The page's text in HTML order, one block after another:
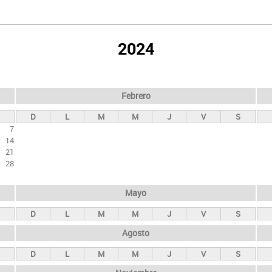
2024
7
14
21
28
Febrero
D L M M J V S
Mayo
D L M M J V S
Agosto
D L M M J V S